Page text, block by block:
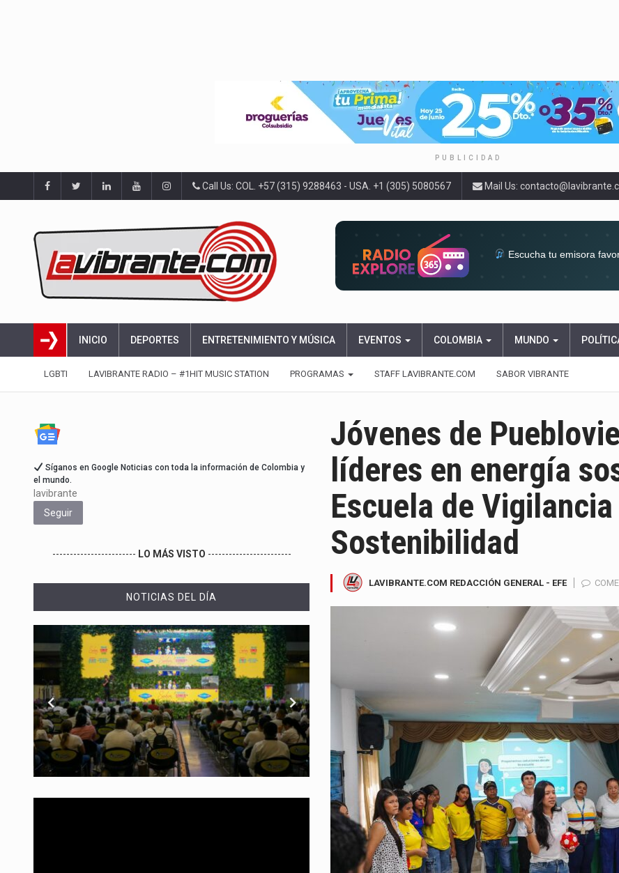
PUBLICIDAD
Call Us: COL. +57 (315) 9288463 - USA. +1 (305) 5080567 Mail Us:
Escucha tu emisora
INICIO DEPORTES ENTRETENIMIENTO Y MÚSICA EVENTOS COLOMBIA MUNDO
LGBTI LAVIBRANTE RADIO – #1HIT MUSIC STATION PROGRAMAS STAFF LAVIBRANTE.COM SABOR VIBRANTE
Jóvenes de
líderes en energía
Escuela de
Sostenibilidad
LAVIBRANTE.COM REDACCIÓN GENERAL - EFE
Síganos en Google Noticias con toda la información de Colombia y
el mundo.
lavibrante
Seguir
------------------------ LO MÁS VISTO ------------------------
NOTICIAS DEL DÍA